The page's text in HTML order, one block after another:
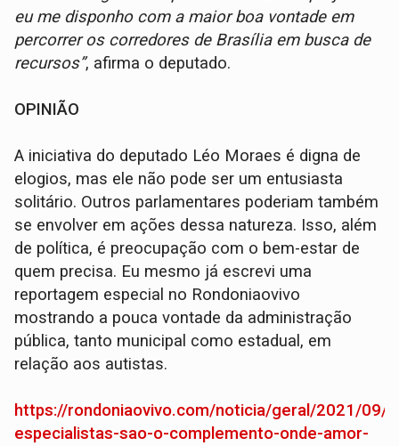
eu me disponho com a maior boa vontade em
percorrer os corredores de Brasília em busca de
recursos”, afirma o deputado.
OPINIÃO
A iniciativa do deputado Léo Moraes é digna de
elogios, mas ele não pode ser um entusiasta
solitário. Outros parlamentares poderiam também
se envolver em ações dessa natureza. Isso, além
de política, é preocupação com o bem-estar de
quem precisa. Eu mesmo já escrevi uma
reportagem especial no Rondoniaovivo
mostrando a pouca vontade da administração
pública, tanto municipal como estadual, em
relação aos autistas.
https://rondoniaovivo.com/noticia/geral/2021/09/
especialistas-sao-o-complemento-onde-amor-